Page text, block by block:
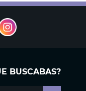
BUSCABAS?